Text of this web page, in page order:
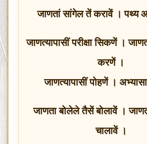
जाणतां सांगेल तें करावें । पथ्य
जाणत्यापासीं परीक्षा सिकणें ।
करणें ।
जाणत्यापासीं पोहणें ।
जाणता बोलेले तैसें बोलावें ।
चालावें ।